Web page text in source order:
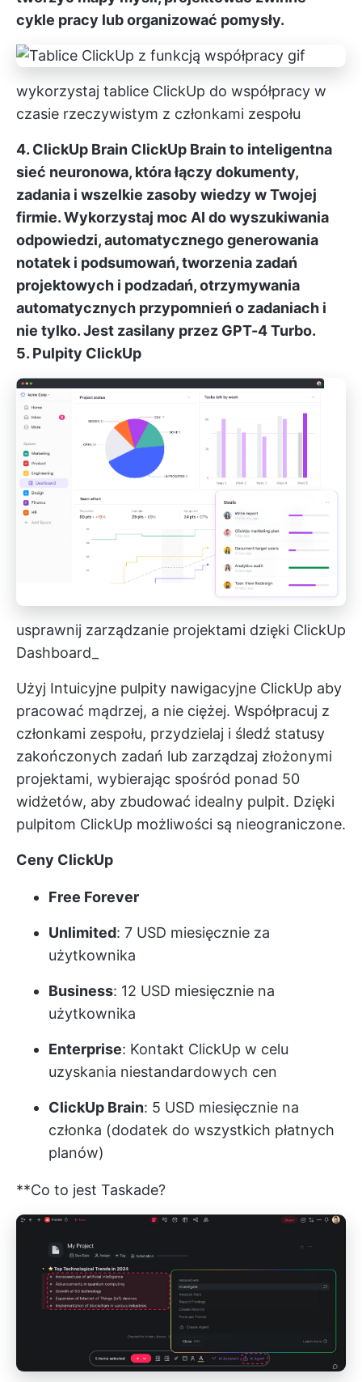
cykle pracy lub organizować pomysły.
wykorzystaj tablice ClickUp do współpracy w
czasie rzeczywistym z członkami zespołu
4. ClickUp Brain ClickUp Brainto inteligentna
sieć neuronowa, która łączy dokumenty,
zadania i wszelkie zasoby wiedzy w Twojej
firmie. Wykorzystaj moc AI do wyszukiwania
odpowiedzi, automatycznego generowania
notatek i podsumowań, tworzenia zadań
projektowych i podzadań, otrzymywania
automatycznych przypomnień o zadaniach i
nie tylko. Jest zasilany przez GPT-4 Turbo.
5. Pulpity ClickUp
usprawnij zarządzanie projektami dzięki ClickUp
Dashboard_
Użyj Intuicyjne pulpity nawigacyjne ClickUp aby
pracować mądrzej, a nie ciężej. Współpracuj z
członkami zespołu, przydzielaj i śledź statusy
zakończonych zadań lub zarządzaj złożonymi
projektami, wybierając spośród ponad 50
widżetów, aby zbudować idealny pulpit. Dzięki
pulpitom ClickUp możliwości są nieograniczone.
Ceny ClickUp
Free Forever
Unlimited: 7 USD miesięcznie za
użytkownika
Business: 12 USD miesięcznie na
użytkownika
Enterprise: Kontakt ClickUp w celu
uzyskania niestandardowych cen
ClickUp Brain: 5 USD miesięcznie na
członka (dodatek do wszystkich płatnych
planów)
**Co to jest Taskade?